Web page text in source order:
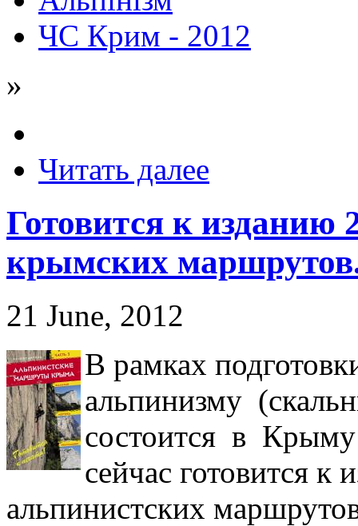
ЧС Крим - 2012
»
Читать далее
Готовится к изданию
крымских
21 June, 2012
В рамках
альпинизму
состоится в
сейчас готовится к
альпинистских